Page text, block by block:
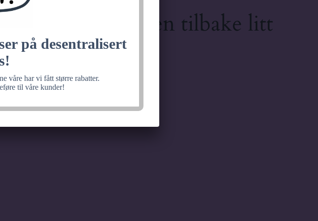
på desentralisert
våre har vi fått større rabatter.
til våre kunder!
velkommen tilbake litt